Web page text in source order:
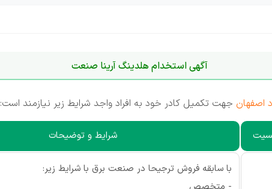
آگهی استخدام هلدینگ آرینا صنعت
اصفهان جهت تکمیل کادر خود به افراد واجد شرایط زیر نیازمند است:
شرایط و توضیحات
با سابقه فروش ترجیحا در صنعت برق با شرایط زیر: